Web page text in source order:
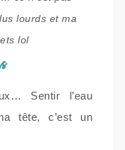
lourds et ma
lol
Sentir l’eau
tête, c’est un